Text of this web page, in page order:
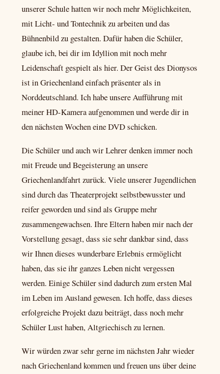
unserer Schule hatten wir noch mehr Möglichkeiten,
mit Licht- und Tontechnik zu arbeiten und das
Bühnenbild zu gestalten. Dafür haben die Schüler,
glaube ich, bei dir im Idyllion mit noch mehr
Leidenschaft gespielt als hier. Der Geist des Dionysos
ist in Griechenland einfach präsenter als in
Norddeutschland. Ich habe unsere Aufführung mit
meiner HD-Kamera aufgenommen und werde dir in
den nächsten Wochen eine DVD schicken.
Die Schüler und auch wir Lehrer denken immer noch
mit Freude und Begeisterung an unsere
Griechenlandfahrt zurück. Viele unserer Jugendlichen
sind durch das Theaterprojekt selbstbewusster und
reifer geworden und sind als Gruppe mehr
zusammengewachsen. Ihre Eltern haben mir nach der
Vorstellung gesagt, dass sie sehr dankbar sind, dass
wir Ihnen dieses wunderbare Erlebnis ermöglicht
haben, das sie ihr ganzes Leben nicht vergessen
werden. Einige Schüler sind dadurch zum ersten Mal
im Leben im Ausland gewesen. Ich hoffe, dass dieses
erfolgreiche Projekt dazu beiträgt, dass noch mehr
Schüler Lust haben, Altgriechisch zu lernen.
Wir würden zwar sehr gerne im nächsten Jahr wieder
nach Griechenland kommen und freuen uns über deine